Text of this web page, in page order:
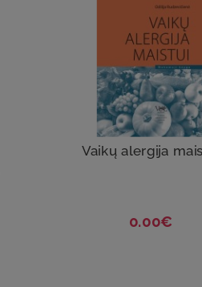
Vaikų alergija
0.00€